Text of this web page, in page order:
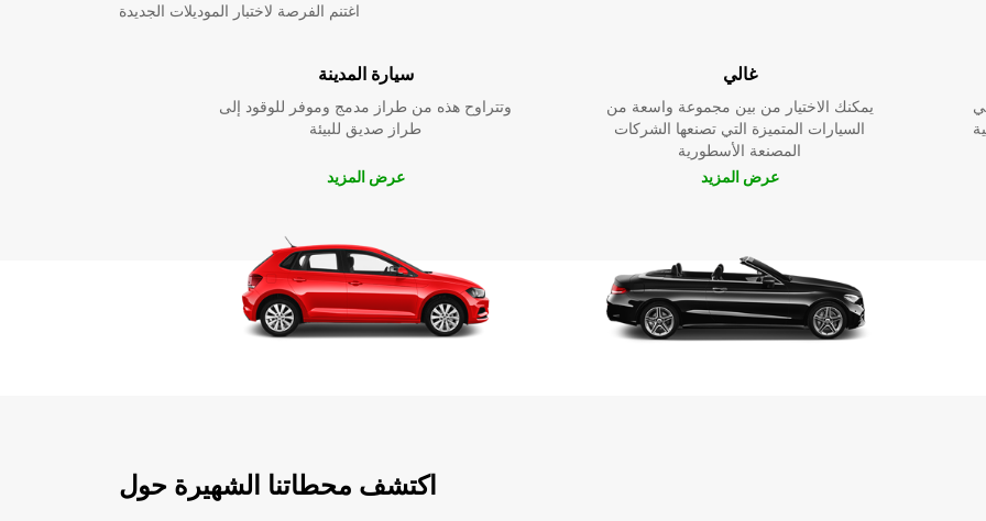
اغتنم الفرصة لاختبار الموديلات الجديدة
سيارة المدينة
وتتراوح هذه من طراز مدمج وموفر للوقود إلى
طراز صديق للبيئة
عرض المزيد
غالي
يمكنك الاختيار من بين مجموعة واسعة من
السيارات المتميزة التي تصنعها الشركات
المصنعة الأسطورية
عرض المزيد
اكتشف محطاتنا الشهيرة حول